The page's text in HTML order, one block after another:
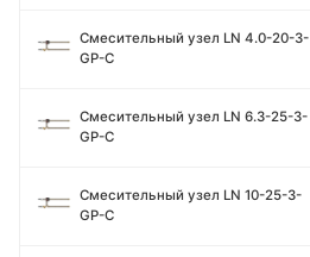
Смесительный узел LN 4.0-20-3-
GP-C
Смесительный узел LN 6.3-25-3-
GP-C
Смесительный узел LN 10-25-3-
GP-C